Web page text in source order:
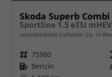
Skoda Superb Combi
unverbindliche Lieferzeit: Ca. 10
Fahrzeugnr. 75980
Kraftstoff Benzin